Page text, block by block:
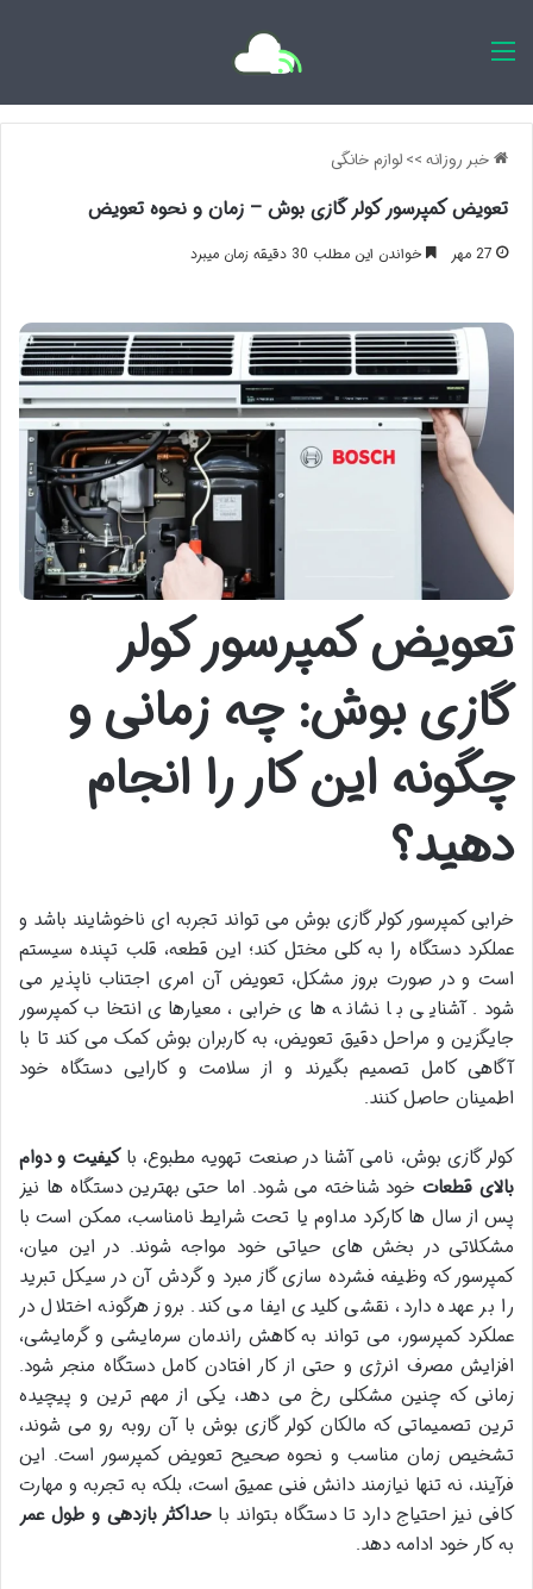
خبر روزانه>>لوازم خانگی
تعویض کمپرسور کولر گازی بوش – زمان و نحوه تعویض
27 مهر خواندن این مطلب 30 دقیقه زمان میبرد
تعویض کمپرسور کولر
گازی بوش: چه زمانی و
چگونه این کار را انجام
دهید؟
خرابی کمپرسور کولر گازی بوش می تواند تجربه ای ناخوشایند باشد و
عملکرد دستگاه را به کلی مختل کند؛ این قطعه، قلب تپنده سیستم
است و در صورت بروز مشکل، تعویض آن امری اجتناب ناپذیر می
شود. آشنایی با نشانه های خرابی، معیارهای انتخاب کمپرسور
جایگزین و مراحل دقیق تعویض، به کاربران بوش کمک می کند تا با
آگاهی کامل تصمیم بگیرند و از سلامت و کارایی دستگاه خود
اطمینان حاصل کنند.
کولر گازی بوش، نامی آشنا در صنعت تهویه مطبوع، باکیفیت و دوام
بالای قطعات خود شناخته می شود. اما حتی بهترین دستگاه ها نیز
پس از سال ها کارکرد مداوم یا تحت شرایط نامناسب، ممکن است با
مشکلاتی در بخش های حیاتی خود مواجه شوند. در این میان،
کمپرسور که وظیفه فشرده سازی گاز مبرد و گردش آن در سیکل تبرید
را بر عهده دارد، نقشی کلیدی ایفا می کند. بروز هرگونه اختلال در
عملکرد کمپرسور، می تواند به کاهش راندمان سرمایشی و گرمایشی،
افزایش مصرف انرژی و حتی از کار افتادن کامل دستگاه منجر شود.
زمانی که چنین مشکلی رخ می دهد، یکی از مهم ترین و پیچیده
ترین تصمیماتی که مالکان کولر گازی بوش با آن روبه رو می شوند،
تشخیص زمان مناسب و نحوه صحیح تعویض کمپرسور است. این
فرآیند، نه تنها نیازمند دانش فنی عمیق است، بلکه به تجربه و مهارت
کافی نیز احتیاج دارد تا دستگاه بتواند با حداکثر بازدهی و طول عمر
به کار خود ادامه دهد.